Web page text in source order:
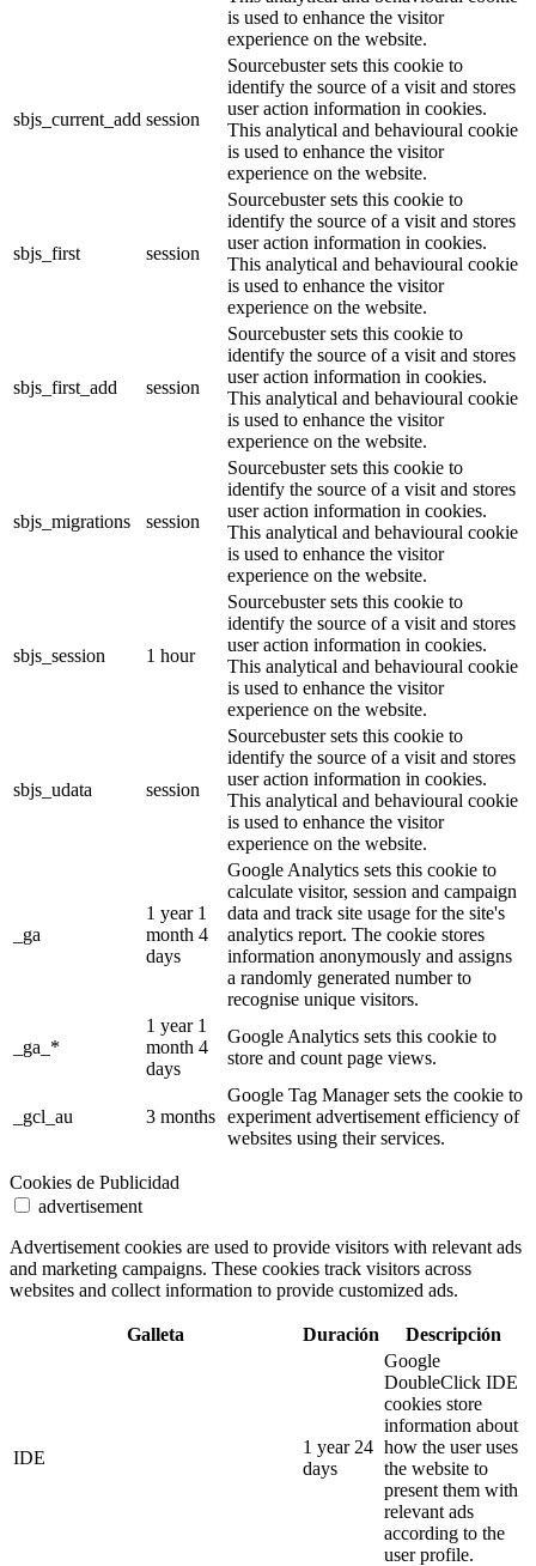
is used to enhance the visitor
experience on the website.
sbjs_current_add session
Sourcebuster sets this cookie to
identify the source of a visit and stores
user action information in cookies.
This analytical and behavioural cookie
is used to enhance the visitor
experience on the website.
sbjs_first session
Sourcebuster sets this cookie to
identify the source of a visit and stores
user action information in cookies.
This analytical and behavioural cookie
is used to enhance the visitor
experience on the website.
sbjs_first_add session
Sourcebuster sets this cookie to
identify the source of a visit and stores
user action information in cookies.
This analytical and behavioural cookie
is used to enhance the visitor
experience on the website.
sbjs_migrations session
Sourcebuster sets this cookie to
identify the source of a visit and stores
user action information in cookies.
This analytical and behavioural cookie
is used to enhance the visitor
experience on the website.
sbjs_session 1 hour
Sourcebuster sets this cookie to
identify the source of a visit and stores
user action information in cookies.
This analytical and behavioural cookie
is used to enhance the visitor
experience on the website.
sbjs_udata session
Sourcebuster sets this cookie to
identify the source of a visit and stores
user action information in cookies.
This analytical and behavioural cookie
is used to enhance the visitor
experience on the website.
_ga
1 year 1
month 4
days
Google Analytics sets this cookie to
calculate visitor, session and campaign
data and track site usage for the site's
analytics report. The cookie stores
information anonymously and assigns
a randomly generated number to
recognise unique visitors.
_ga_*
1 year 1
month 4
days
Google Analytics sets this cookie to
store and count page views.
_gcl_au 3 months
Google Tag Manager sets the cookie to
experiment advertisement efficiency of
websites using their services.
Cookies de Publicidad
advertisement
Advertisement cookies are used to provide visitors with relevant ads
and marketing campaigns. These cookies track visitors across
websites and collect information to provide customized ads.
Galleta Duración Descripción
IDE
1 year 24
days
Google
DoubleClick IDE
cookies store
information about
how the user uses
the website to
present them with
relevant ads
according to the
user profile.